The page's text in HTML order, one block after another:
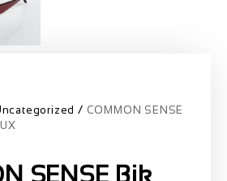
COMMON SENSE
SENSE Bik